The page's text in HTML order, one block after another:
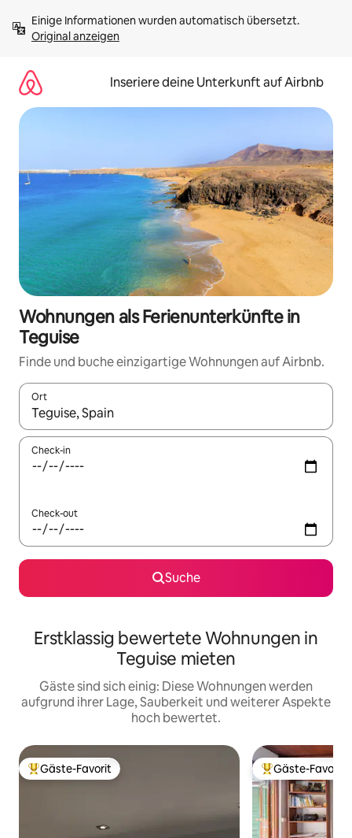
Inhalten
springenOriginal anzeigen
Inseriere deine Unterkunft auf Airbnb
Wohnungen als Ferienunterkünfte in
Teguise
Finde und buche einzigartige Wohnungen auf Airbnb.
Ort
Wenn Ergebnisse verfügbar sind, navigiere mit den
Check-in
Check-out
Suche
Erstklassig bewertete Wohnungen in
Teguise mieten
Gäste sind sich einig: Diese Wohnungen werden
aufgrund ihrer Lage, Sauberkeit und weiterer Aspekte
hoch bewertet.
Beliebter Gäste-Favorit.
Gäste-Favorit Beliebter Gäste-
Gäste-Favorit